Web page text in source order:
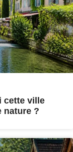
cette ville
nature ?